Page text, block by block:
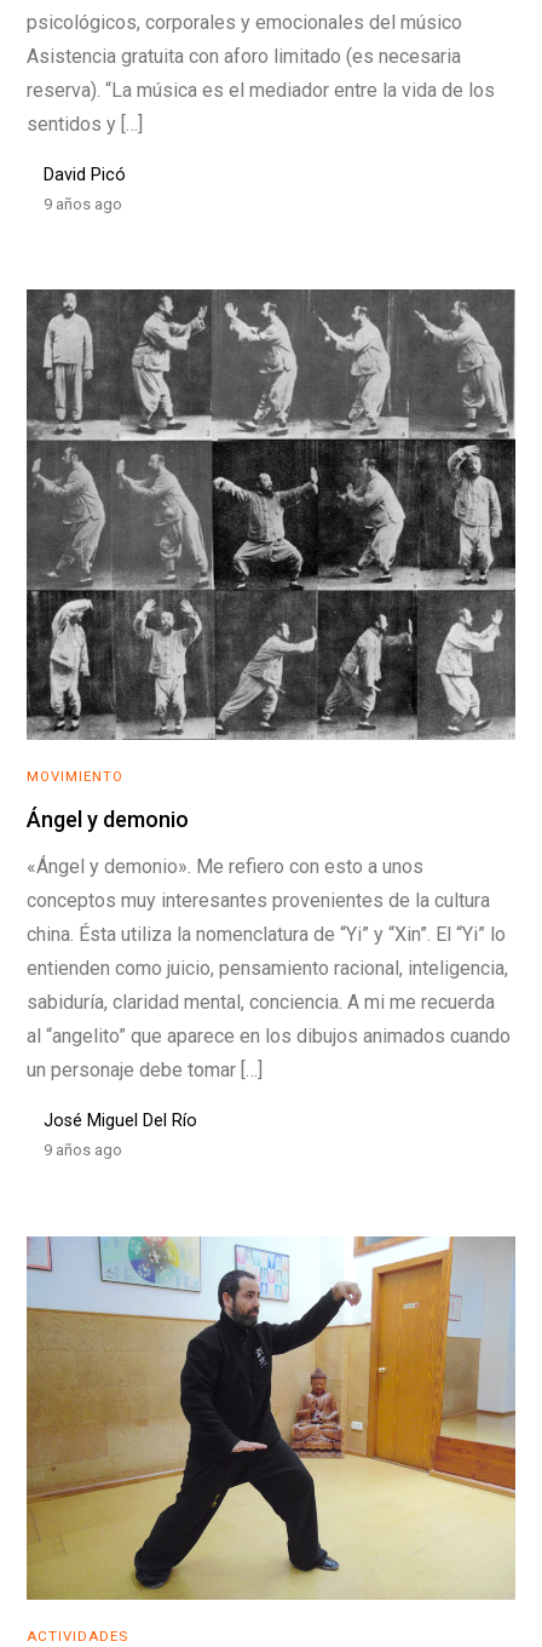
psicológicos, corporales y emocionales del músico
Asistencia gratuita con aforo limitado (es necesaria
reserva). “La música es el mediador entre la vida de los
sentidos y […]
David Picó
9 años ago
MOVIMIENTO
Ángel y demonio
«Ángel y demonio». Me refiero con esto a unos
conceptos muy interesantes provenientes de la cultura
china. Ésta utiliza la nomenclatura de “Yi” y “Xin”. El “Yi” lo
entienden como juicio, pensamiento racional, inteligencia,
sabiduría, claridad mental, conciencia. A mi me recuerda
al “angelito” que aparece en los dibujos animados cuando
un personaje debe tomar […]
José Miguel Del Río
9 años ago
ACTIVIDADES